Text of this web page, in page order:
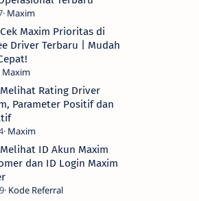
Maxim Prioritas di
Driver Terbaru | Mudah
Rating Driver
Parameter Positif dan
ID Akun Maxim
dan ID Login Maxim